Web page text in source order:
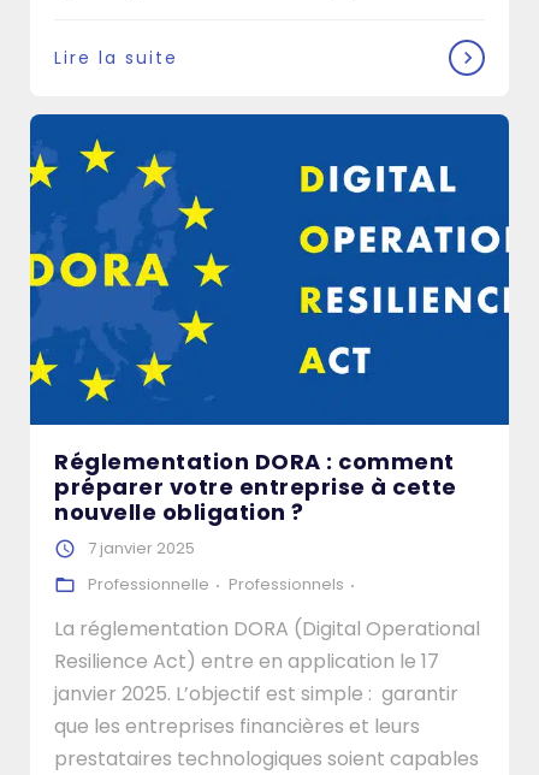
Lire la suite
Réglementation DORA : comment
préparer votre entreprise à cette
nouvelle obligation ?
7 janvier 2025
Professionnelle
Professionnels
La réglementation DORA (Digital Operational
Resilience Act) entre en application le 17
janvier 2025. L’objectif est simple : garantir
que les entreprises financières et leurs
prestataires technologiques soient capables